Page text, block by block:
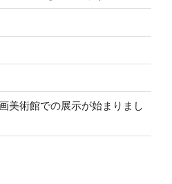
美術館での展示が始まりまし